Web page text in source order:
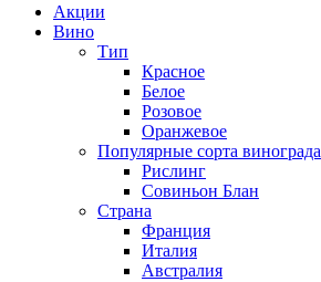
Акции
Вино
Тип
Красное
Белое
Розовое
Оранжевое
Популярные сорта винограда
Рислинг
Совиньон Блан
Страна
Франция
Италия
Австралия